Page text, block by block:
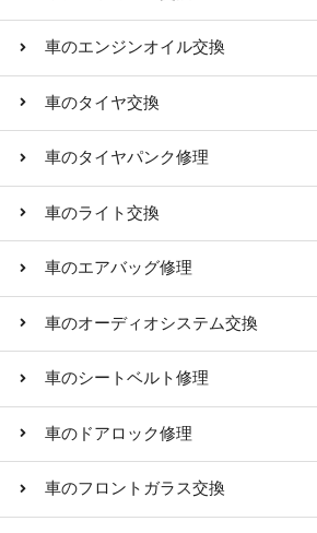
車のエンジンオイル交換
車のタイヤ交換
車のタイヤパンク修理
車のライト交換
車のエアバッグ修理
車のオーディオシステム交換
車のシートベルト修理
車のドアロック修理
車のフロントガラス交換